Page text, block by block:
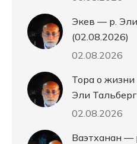
Экев — р.
(02.08.2026)
02.08.2026
Тора о
Эли
02.08.2026
Ваэтханан —